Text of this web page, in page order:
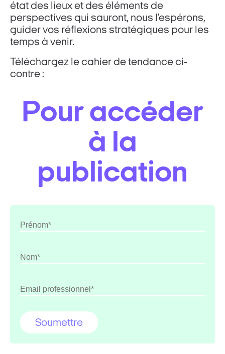
état des lieux et des éléments de
perspectives qui sauront, nous l’espérons,
guider vos réflexions stratégiques pour les
temps à venir.
Téléchargez le cahier de tendance ci-
contre :
Pour accéder
à la
publication